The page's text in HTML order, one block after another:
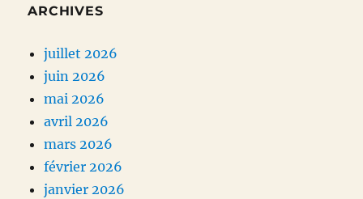
ARCHIVES
juillet 2026
juin 2026
mai 2026
avril 2026
mars 2026
février 2026
janvier 2026